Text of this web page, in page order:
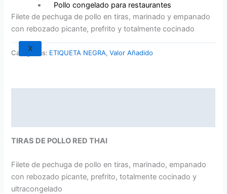
Pollo congelado para restaurantes
X
Filete de pechuga de pollo en tiras, marinado y empanado
con rebozado picante, prefrito y totalmente cocinado
Categorías: ETIQUETA NEGRA,Valor Añadido
TIRAS DE POLLO RED THAI
Filete de pechuga de pollo en tiras, marinado, empanado
con rebozado picante, prefrito, totalmente cocinado y
ultracongelado